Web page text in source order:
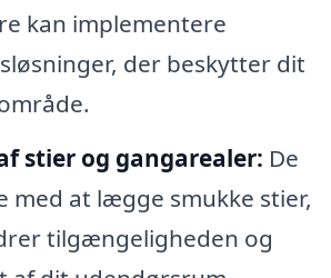
kan implementere
der beskytter dit
stier og gangarealer: De
med at lægge smukke stier,
tilgængeligheden og